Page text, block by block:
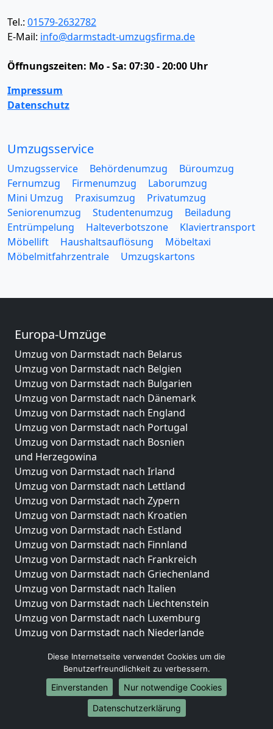
Tel.: 01579-2632782
E-Mail: info@darmstadt-umzugsfirma.de
Öffnungszeiten: Mo - Sa: 07:30 - 20:00 Uhr
Impressum
Datenschutz
Umzugsservice
Umzugsservice Behördenumzug
Büroumzug
Fernumzug
Firmenumzug
Laborumzug
Mini Umzug
Praxisumzug
Privatumzug
Seniorenumzug
Studentenumzug
Beiladung
Entrümpelung
Halteverbotszone
Klaviertransport
Möbellift
Haushaltsauflösung
Möbeltaxi
Möbelmitfahrzentrale
Umzugskartons
Europa-Umzüge
Umzug von Darmstadt nach Belarus
Umzug von Darmstadt nach Belgien
Umzug von Darmstadt nach Bulgarien
Umzug von Darmstadt nach Dänemark
Umzug von Darmstadt nach England
Umzug von Darmstadt nach Portugal
Umzug von Darmstadt nach Bosnien
und Herzegowina
Umzug von Darmstadt nach Irland
Umzug von Darmstadt nach Lettland
Umzug von Darmstadt nach Zypern
Umzug von Darmstadt nach Kroatien
Umzug von Darmstadt nach Estland
Umzug von Darmstadt nach Finnland
Umzug von Darmstadt nach Frankreich
Umzug von Darmstadt nach Griechenland
Umzug von Darmstadt nach Italien
Umzug von Darmstadt nach Liechtenstein
Umzug von Darmstadt nach Luxemburg
Umzug von Darmstadt nach Niederlande
Umzüge-Deutschlandweit
Umzug von Darmstadt nach Berlin
Umzug von Darmstadt nach Hamburg
Umzug von Darmstadt nach München
Diese Internetseite verwendet Cookies um die
Benutzerfreundlichkeit zu verbessern.
Einverstanden
Nur notwendige Cookies
Datenschutzerklärung